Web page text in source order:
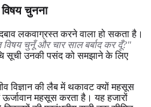
चुनना
लकवाग्रस्त करने वाला हो सकता है।
विषय चुनूँ और चार साल बर्बाद कर दूँ?"
सूची उनकी पसंद को समझाने के लिए
विज्ञान की लैब में थकावट क्यों महसूस
महसूस करता है। यह हजारों